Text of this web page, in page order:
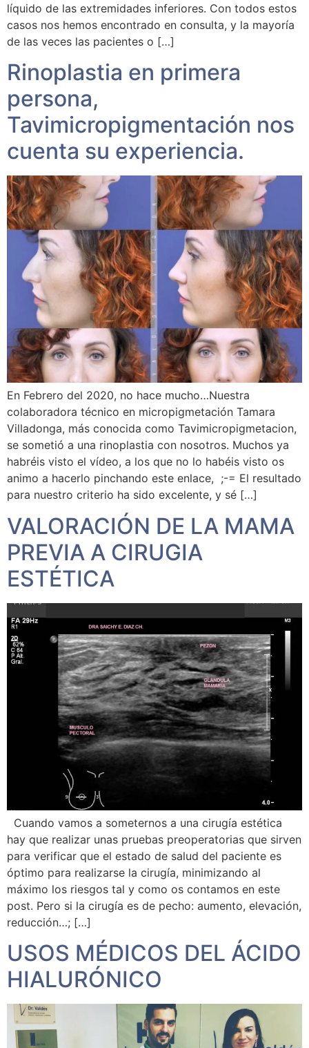
líquido de las extremidades inferiores. Con todos estos
casos nos hemos encontrado en consulta, y la mayoría
de las veces las pacientes o […]
Rinoplastia en primera
persona,
Tavimicropigmentación nos
cuenta su experiencia.
En Febrero del 2020, no hace mucho…Nuestra
colaboradora técnico en micropigmetación Tamara
Villadonga, más conocida como Tavimicropigmetacion,
se sometió a una rinoplastia con nosotros. Muchos ya
habréis visto el vídeo, a los que no lo habéis visto os
animo a hacerlo pinchando este enlace, ;-= El resultado
para nuestro criterio ha sido excelente, y sé […]
VALORACIÓN DE LA MAMA
PREVIA A CIRUGIA
ESTÉTICA
Cuando vamos a someternos a una cirugía estética
hay que realizar unas pruebas preoperatorias que sirven
para verificar que el estado de salud del paciente es
óptimo para realizarse la cirugía, minimizando al
máximo los riesgos tal y como os contamos en este
post. Pero si la cirugía es de pecho: aumento, elevación,
reducción…; […]
USOS MÉDICOS DEL ÁCIDO
HIALURÓNICO